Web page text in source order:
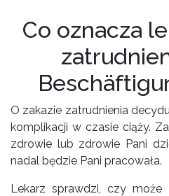
Co oznacza
O zakazie zatrudnienia
komplikacji w czasie ciąży.
zdrowie lub zdrowie Pani
nadal będzie Pani pracowała.
Lekarz sprawdzi, czy